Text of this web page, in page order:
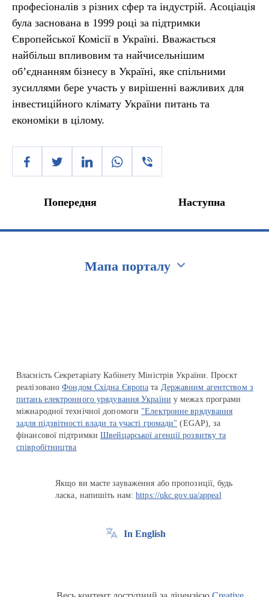
професіоналів з різних сфер та індустрій. Асоціація
була заснована в 1999 році за підтримки
Європейської Комісії в Україні. Вважається
найбільш впливовим та найчисельнішим
об’єднанням бізнесу в Україні, яке спільними
зусиллями бере участь у вирішенні важливих для
інвестиційного клімату України питань та
економіки в цілому.
Попередня Наступна
Мапа порталу
Власність Секретаріату Кабінету Міністрів України. Проєкт
реалізованоФондом Східна Європа та Державним агентством з
питань електронного урядування України у межах програми
міжнародної технічної допомоги "Електронне врядування
задля підзвітності влади та участі громади" (EGAP), за
фінансової підтримкиШвейцарської агенції розвитку та
співробітництва
Якщо ви маєте зауваження або пропозиції, будь
ласка, напишіть нам:https://ukc.gov.ua/appeal
In English